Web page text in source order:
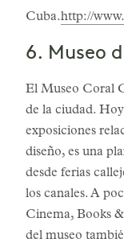
Cuba.http://
6. Museo
El Museo Coral
de la ciudad.
exposiciones
diseño, es una
desde ferias
los canales. A
Cinema, Books
del museo